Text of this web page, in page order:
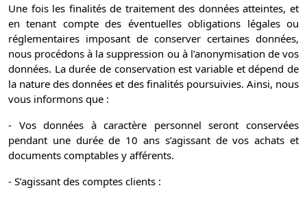
Une fois les finalités de traitement des données atteintes, et
en tenant compte des éventuelles obligations légales ou
réglementaires imposant de conserver certaines données,
nous procédons à la suppression ou à l’anonymisation de vos
données. La durée de conservation est variable et dépend de
la nature des données et des finalités poursuivies. Ainsi, nous
vous informons que :
- Vos données à caractère personnel seront conservées
pendant une durée de 10 ans s’agissant de vos achats et
documents comptables y afférents.
- S’agissant des comptes clients :